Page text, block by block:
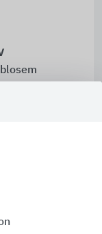
V
Lack